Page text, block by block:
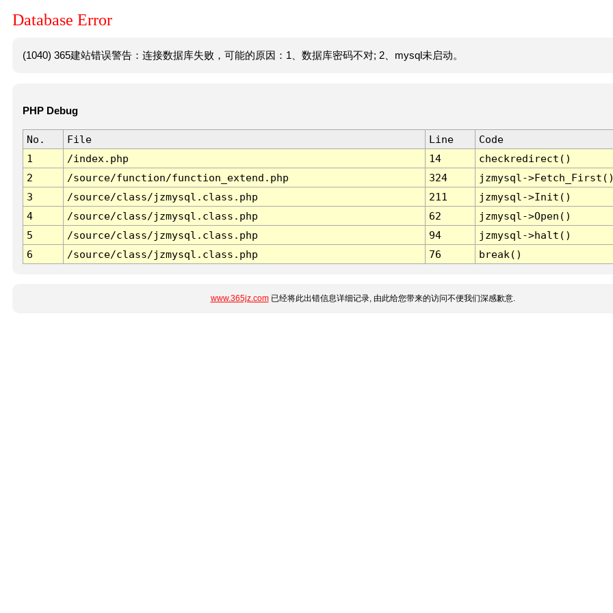
Database Error
(1040) 365建站错误警告：连接数据库失败，可能的原因：1、数据库密码不对; 2、mysql未启动。
PHP Debug
No. File Line
Code
1
/index.php 14
checkredirect()
2
/source/function/function_extend.php 324
jzmysql-
3
/source/class/jzmysql.class.php 211
jzmysql->Init()
4
/source/class/jzmysql.class.php 62
jzmysql->Open()
5
/source/class/jzmysql.class.php 94
jzmysql->halt()
6
/source/class/jzmysql.class.php 76 break()
www.365jz.com已经将此出错信息详细记录, 由此给您带来的访问不便我们深感歉意.